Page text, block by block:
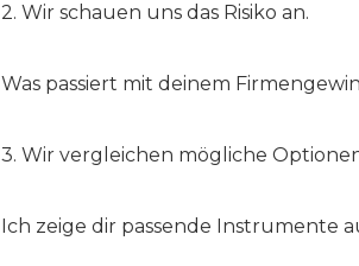
2. Wir schauen uns das Risiko an.
Was passiert mit deinem
3. Wir vergleichen mögliche
Ich zeige dir passende Instrumente